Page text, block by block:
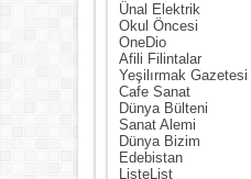
Ünal Elektrik
Okul Öncesi
OneDio
Afili Filintalar
Yeşilırmak Gazetesi
Cafe Sanat
Dünya Bülteni
Sanat Alemi
Dünya Bizim
Edebistan
ListeList